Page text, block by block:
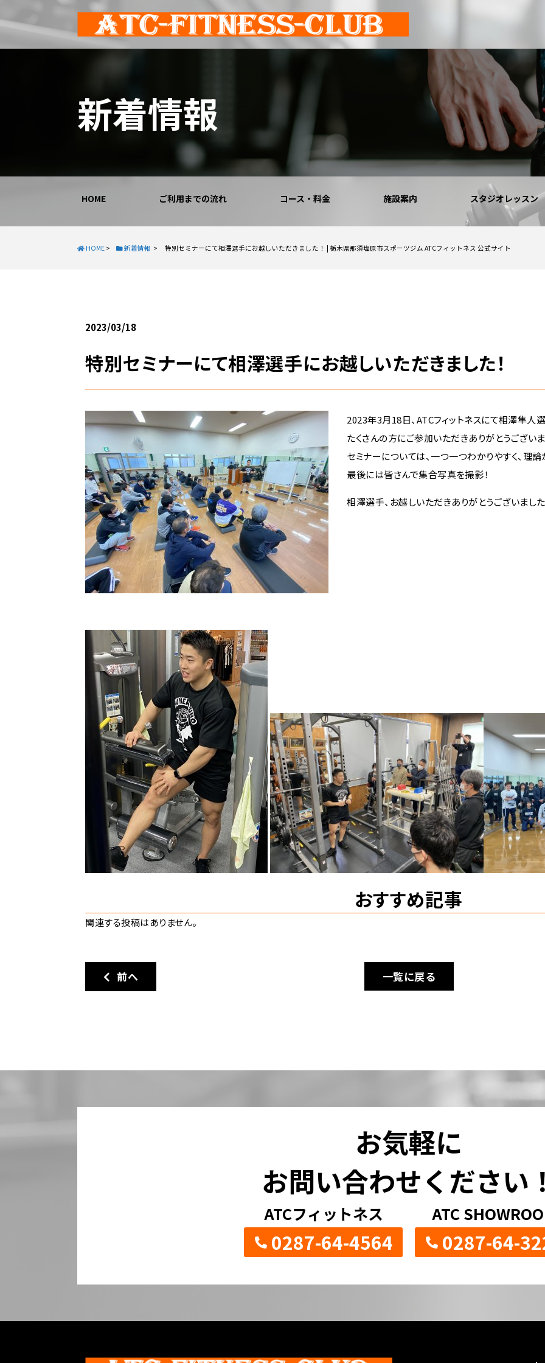
新着情報
HOME ご利用までの流れ コース・料金 施設案内 スタジオレッスン
HOME > 新着情報 > 特別セミナーにて相澤選手にお越しいただきました！ | 栃木県那須塩原市スポーツジム ATCフィットネス 公式サイト
2023/03/18
特別セミナーにて相澤選手にお越しいただきました！
2023年3月18日、ATCフィットネスにて相澤隼
たくさんの方にご参加いただきありがとうございま
セミナーについては、一つ一つわかりやすく、理
最後には皆さんで集合写真を撮影！
相澤選手、お越しいただきありがとうございました
おすすめ記事
関連する投稿はありません。
前へ 一覧に戻る
お気軽に
お問い合わせください
ATCフィットネス
0287-64-4564
ATC
0287-64-